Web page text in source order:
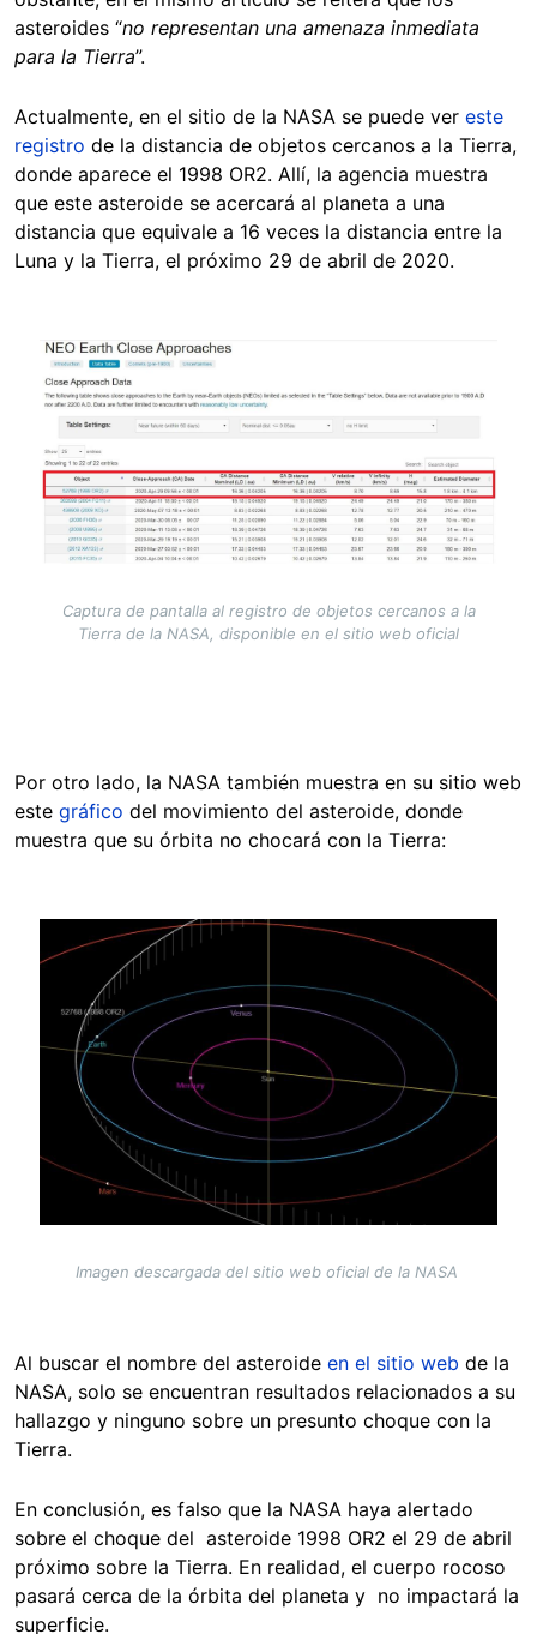
asteroides “no representan una amenaza inmediata
para la Tierra”.
Actualmente, en el sitio de la NASA se puede ver este
registro de la distancia de objetos cercanos a la Tierra,
donde aparece el 1998 OR2. Allí, la agencia muestra
que este asteroide se acercará al planeta a una
distancia que equivale a 16 veces la distancia entre la
Luna y la Tierra, el próximo 29 de abril de 2020.
Image
Captura de pantalla al registro de objetos cercanos a la
Tierra de la NASA, disponible en el sitio web oficial
Por otro lado, la NASA también muestra en su sitio web
este gráfico del movimiento del asteroide, donde
muestra que su órbita no chocará con la Tierra:
Imagen descargada del sitio web oficial de la NASA
Al buscar el nombre del asteroide en el sitio web de la
NASA, solo se encuentran resultados relacionados a su
hallazgo y ninguno sobre un presunto choque con la
Tierra.
En conclusión, es falso que la NASA haya alertado
sobre el choque del asteroide 1998 OR2 el 29 de abril
próximo sobre la Tierra. En realidad, el cuerpo rocoso
pasará cerca de la órbita del planeta y no impactará la
superficie.